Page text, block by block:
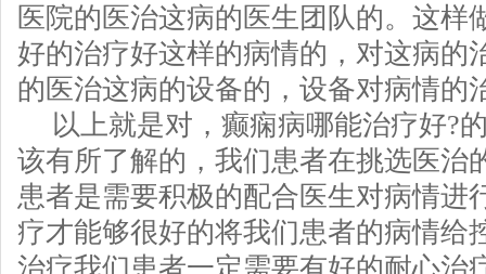
医院的医治这病的医生团队的。这样
好的治疗好这样的病情的，对这病的
的医治这病的设备的，设备对病情的
以上就是对，癫痫病哪能治疗好?
该有所了解的，我们患者在挑选医治
患者是需要积极的配合医生对病情进
疗才能够很好的将我们患者的病情给
治疗我们患者一定需要有好的耐心治